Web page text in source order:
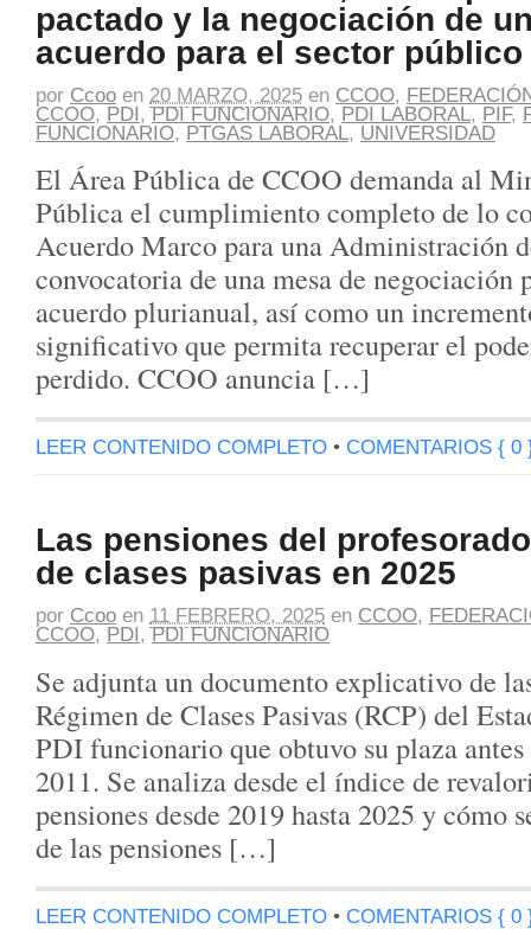
pactado y la negociación de
acuerdo para el sector público
por Ccoo en 20 MARZO, 2025 en CCOO,
CCOO, PDI,PDI FUNCIONARIO, PDI LABORAL, PIF,
FUNCIONARIO, PTGAS LABORAL, UNIVERSIDAD
El Área Pública de CCOO demanda al
Pública el cumplimiento completo de lo
Acuerdo Marco para una Administración
convocatoria de una mesa de negociación
acuerdo plurianual, así como un
significativo que permita recuperar el
perdido. CCOO anuncia […]
LEER CONTENIDO COMPLETO • COMENTARIOS { 0
Las pensiones del
de clases pasivas en 2025
por Ccoo en 11 FEBRERO, 2025 en CCOO,
CCOO, PDI ,PDI FUNCIONARIO
Se adjunta un documento explicativo de
Régimen de Clases Pasivas (RCP) del
PDI funcionario que obtuvo su plaza
2011. Se analiza desde el índice de
pensiones desde 2019 hasta 2025 y cómo
de las pensiones […]
LEER CONTENIDO COMPLETO • COMENTARIOS { 0